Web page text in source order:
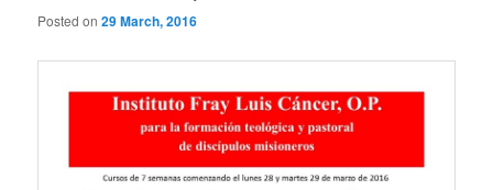
Posted on29 March, 2016